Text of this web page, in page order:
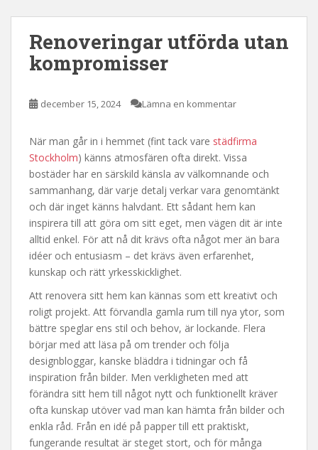
Renoveringar utförda utan
kompromisser
december 15, 2024 Lämna en kommentar
När man går in i hemmet (fint tack vare städfirma
Stockholm) känns atmosfären ofta direkt. Vissa
bostäder har en särskild känsla av välkomnande och
sammanhang, där varje detalj verkar vara genomtänkt
och där inget känns halvdant. Ett sådant hem kan
inspirera till att göra om sitt eget, men vägen dit är inte
alltid enkel. För att nå dit krävs ofta något mer än bara
idéer och entusiasm – det krävs även erfarenhet,
kunskap och rätt yrkesskicklighet.
Att renovera sitt hem kan kännas som ett kreativt och
roligt projekt. Att förvandla gamla rum till nya ytor, som
bättre speglar ens stil och behov, är lockande. Flera
börjar med att läsa på om trender och följa
designbloggar, kanske bläddra i tidningar och få
inspiration från bilder. Men verkligheten med att
förändra sitt hem till något nytt och funktionellt kräver
ofta kunskap utöver vad man kan hämta från bilder och
enkla råd. Från en idé på papper till ett praktiskt,
fungerande resultat är steget stort, och för många